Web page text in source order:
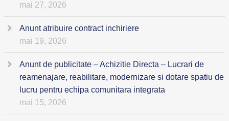
mai 27, 2026
Anunt atribuire contract inchiriere
mai 19, 2026
Anunt de publicitate – Achizitie Directa – Lucrari de
reamenajare, reabilitare, modernizare si dotare spatiu de
lucru pentru echipa comunitara integrata
mai 15, 2026